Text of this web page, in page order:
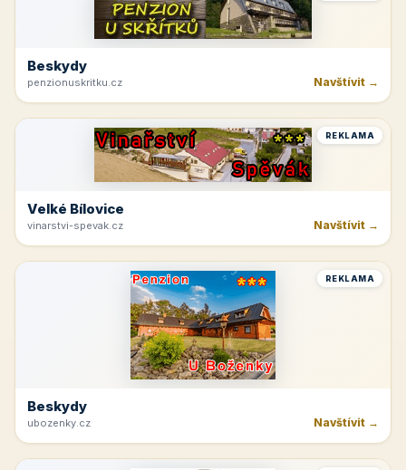
Beskydy
penzionuskritku.cz Navštívit →
REKLAMA
Velké Bílovice
vinarstvi-spevak.cz Navštívit →
REKLAMA
Beskydy
ubozenky.cz Navštívit →